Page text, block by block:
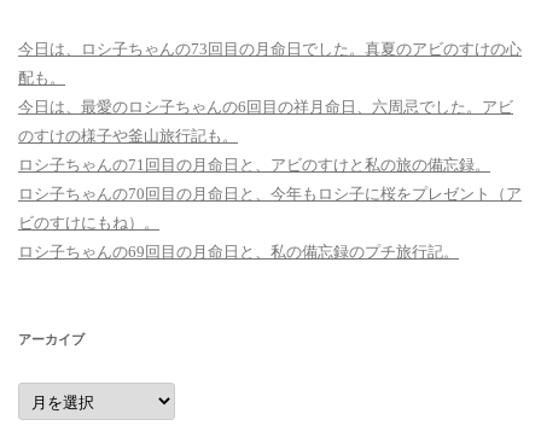
今日は、ロシ子ちゃんの73回目の月命日でした。真夏のアビのすけの心
配も。
今日は、最愛のロシ子ちゃんの6回目の祥月命日、六周忌でした。アビ
のすけの様子や釜山旅行記も。
ロシ子ちゃんの71回目の月命日と、アビのすけと私の旅の備忘録。
ロシ子ちゃんの70回目の月命日と、今年もロシ子に桜をプレゼント（ア
ビのすけにもね）。
ロシ子ちゃんの69回目の月命日と、私の備忘録のプチ旅行記。
アーカイブ
ア
ー
カ